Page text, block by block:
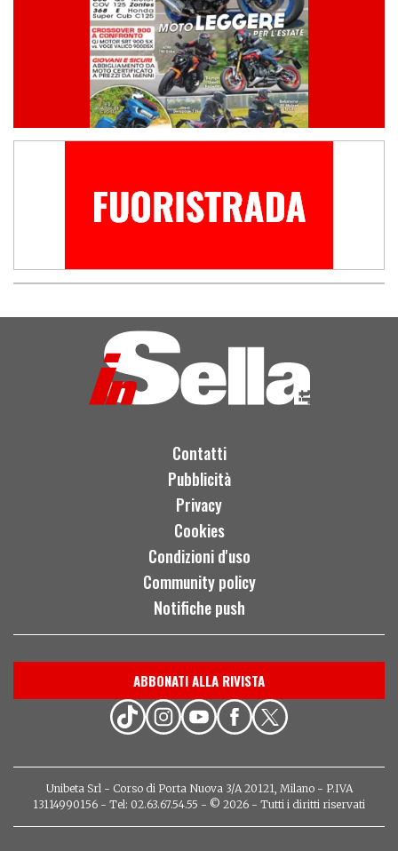
Contatti
Pubblicità
Privacy
Cookies
Condizioni d'uso
Community policy
Notifiche push
ABBONATI ALLA RIVISTA
Unibeta Srl - Corso di Porta Nuova 3/A 20121, Milano - P.IVA
13114990156 - Tel: 02.63.67.54.55 - © 2026 - Tutti i diritti riservati